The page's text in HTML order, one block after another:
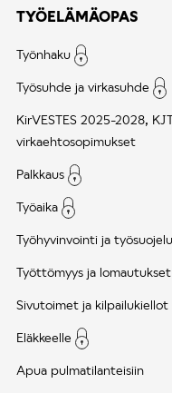
TYÖELÄMÄOPAS
Työnhaku
Työsuhde ja virkasuhde
KirVESTES 2025-2028,
virkaehtosopimukset
Palkkaus
Työaika
Työhyvinvointi ja työsuojelu
Työttömyys ja lomautukset
Sivutoimet ja kilpailukiellot
Eläkkeelle
Apua pulmatilanteisiin